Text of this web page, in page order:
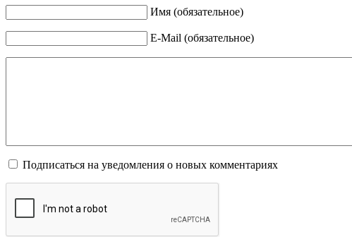
Имя (обязательное)
E-Mail (обязательное)
Подписаться на уведомления о новых комментариях